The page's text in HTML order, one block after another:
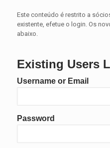
Este conteúdo é restrito a
existente, efetue o login. Os
abaixo.
Existing Users
Username or Email
Password